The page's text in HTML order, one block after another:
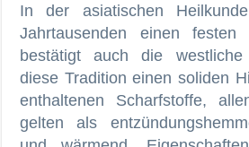
In der asiatischen
Jahrtausenden einen festen
bestätigt auch die
diese Tradition einen soliden
enthaltenen Scharfstoffe,
gelten als